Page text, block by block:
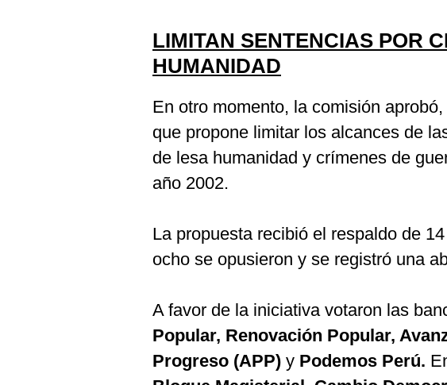
LIMITAN SENTENCIAS POR
HUMANIDAD
En otro momento, la comisión
que propone limitar los alcances de
de lesa humanidad y crímenes de
año 2002.
La propuesta recibió el respaldo de
ocho se opusieron y se registró una
A favor de la iniciativa votaron las
Popular, Renovación Popular,
Progreso (APP) y Podemos Perú.